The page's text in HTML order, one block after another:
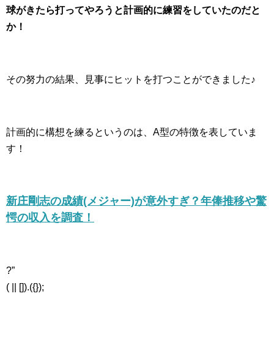
球がきたら打ってやろうと計画的に練習をしていたのだと
か！
その努力の結果、見事にヒットを打つことができました♪
計画的に構想を練るというのは、A型の特徴を表していま
す！
新庄剛志の成績(メジャー)が意外すぎ？年俸推移や驚
愕の収入を調査！
?”
( || []).({});